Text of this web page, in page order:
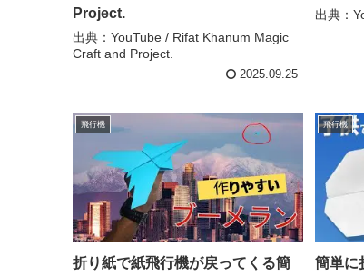
Project.
出典：YouTube / Rifat Khanum Magic
Craft and Project.
2025.09.25
出典：
飛行機
折り紙で紙飛行機が戻ってくる簡
飛行機
簡単に